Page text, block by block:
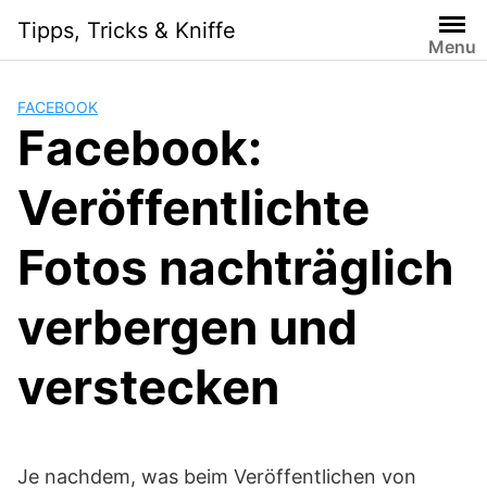
content
Tipps, Tricks & Kniffe
Menu
FACEBOOK
Facebook:
Veröffentlichte
Fotos nachträglich
verbergen und
verstecken
Je nachdem, was beim Veröffentlichen von